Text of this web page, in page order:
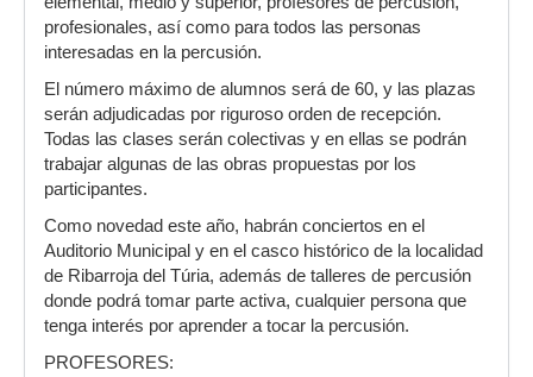
profesionales, así como para todos las personas
interesadas en la percusión.
El número máximo de alumnos será de 60, y las plazas
serán adjudicadas por riguroso orden de recepción.
Todas las clases serán colectivas y en ellas se podrán
trabajar algunas de las obras propuestas por los
participantes.
Como novedad este año, habrán conciertos en el
Auditorio Municipal y en el casco histórico de la localidad
de Ribarroja del Túria, además de talleres de percusión
donde podrá tomar parte activa, cualquier persona que
tenga interés por aprender a tocar la percusión.
PROFESORES: